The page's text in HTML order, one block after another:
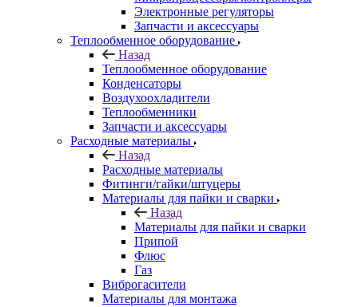
Электронные регуляторы
Запчасти и аксессуары
Теплообменное оборудование
Назад
Теплообменное оборудование
Конденсаторы
Воздухоохладители
Теплообменники
Запчасти и аксессуары
Расходные материалы
Назад
Расходные материалы
Фитинги/гайки/штуцеры
Материалы для пайки и сварки
Назад
Материалы для пайки и сварки
Припой
Флюс
Газ
Виброгасители
Материалы для монтажа